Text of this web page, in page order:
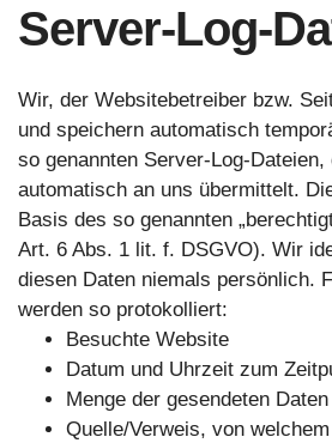
Server-Log-
Wir, der Websitebetreiber bzw.
und speichern automatisch
so genannten Server-Log-
automatisch an uns übermittelt.
Basis des so genannten
Art. 6 Abs. 1 lit. f. DSGVO). Wir
diesen Daten niemals persönlich.
werden so protokolliert:
Besuchte Website
Datum und Uhrzeit zum
Menge der gesendeten
Quelle/Verweis, von